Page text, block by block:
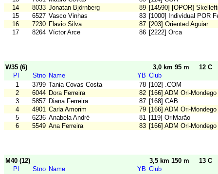
14
8033 Jonatan Björnberg 89 [14590] [OPOR]
15
6527 Vasco Vinhas 83 [1000] Individual POR
16
7230 Flavio Silva 87 [203] Oriented Aguiar
17
8264 Víctor Arce 86 [2222] Orca
W35 (6) 3,0 km 95 m
12 C
Pl
Stno Name YB Club
1
3799 Tania Covas Costa 78 [102] .COM
2
6044 Dora Ferreira 82 [166] ADM Ori-Mondego
3
5857 Diana Ferreira 87 [168] CAB
4
4901 Carla Amorim 79 [166] ADM Ori-Mondego
5
6236 Anabela André 81 [119] OriMarão
6
5549 Ana Ferreira 83 [166] ADM Ori-Mondego
M40 (12) 3,5 km 150 m
13 C
Pl
Stno Name YB Club